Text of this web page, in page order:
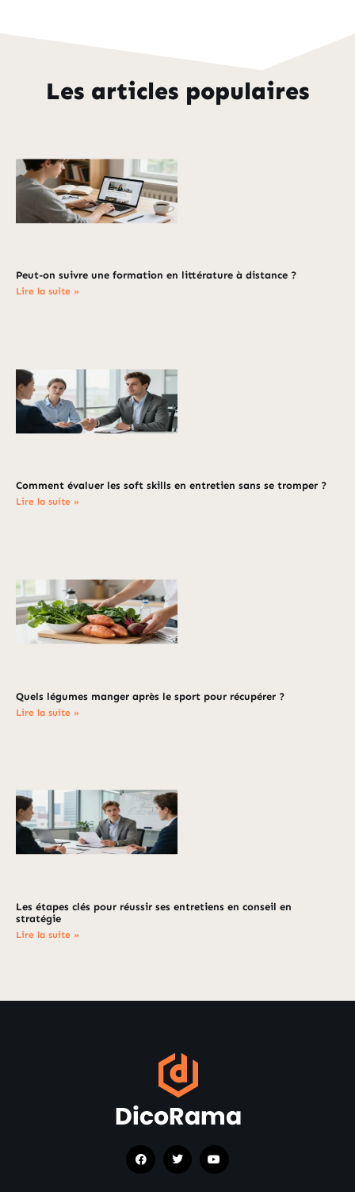
Les articles populaires
Peut-on suivre une formation en littérature à distance ?
Lire la suite »
Comment évaluer les soft skills en entretien sans se tromper ?
Lire la suite »
Quels légumes manger après le sport pour récupérer ?
Lire la suite »
Les étapes clés pour réussir ses entretiens en conseil en
stratégie
Lire la suite »